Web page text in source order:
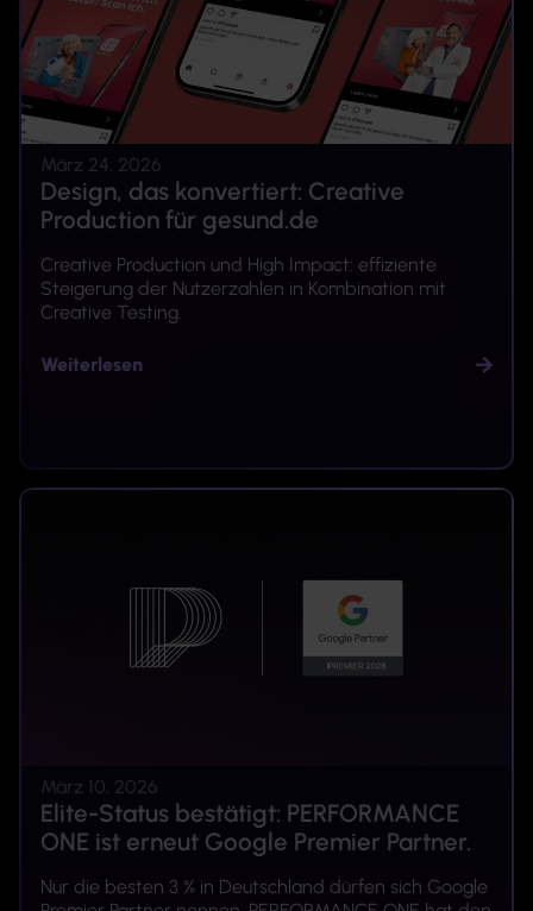
März 24, 2026
Design, das konvertiert: Creative
Production für gesund.de
Creative Production und High Impact: effiziente
Steigerung der Nutzerzahlen in Kombination mit
Creative Testing.
Weiterlesen
März 10, 2026
Elite-Status bestätigt: PERFORMANCE
ONE ist erneut Google Premier Partner.
Nur die besten 3 % in Deutschland dürfen sich Google